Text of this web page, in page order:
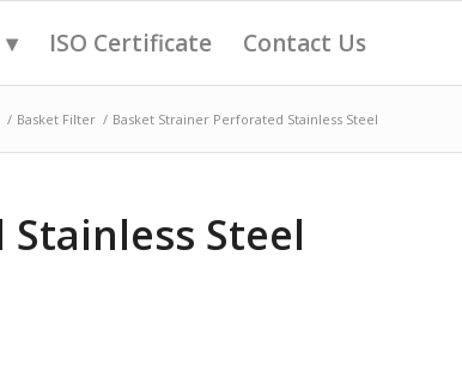
▾ ISO Certificate Contact Us
/ Basket Filter / Basket Strainer Perforated Stainless Steel
Steel